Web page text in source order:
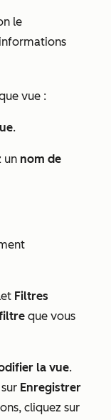
le
vue :
.
un nom de
Filtres
que vous
la vue.
Enregistrer
cliquez sur